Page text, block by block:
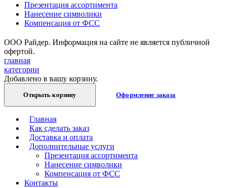
Презентация ассортимента
Нанесение символики
Компенсация от ФСС
ООО Райдер. Информация на сайте не является публичной
офертой.
главная
категории
Добавлено в вашу корзину.
Открыть корзину Оформление заказа
Главная
Как сделать заказ
Доставка и оплата
Дополнительные услуги
Презентация ассортимента
Нанесение символики
Компенсация от ФСС
Контакты